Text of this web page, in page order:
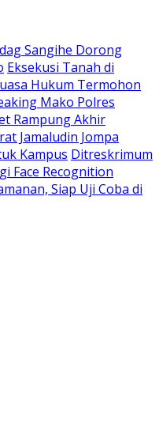
Sangihe Dorong
Eksekusi Tanah di
Hukum Termohon
Mako Polres
Rampung Akhir
Jamaludin Jompa
Kampus Ditreskrimum
Face Recognition
Siap Uji Coba di